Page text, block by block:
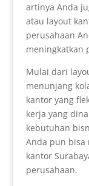
artinya Anda
atau layout
perusahaan
meningkatkan
Mulai dari
menunjang
kantor yang
kerja yang
kebutuhan
Anda pun bisa
kantor
perusahaan.